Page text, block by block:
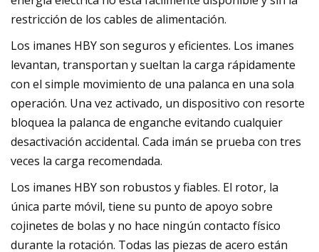
restricción de los cables de alimentación.
Los imanes HBY son seguros y eficientes. Los imanes
levantan, transportan y sueltan la carga rápidamente
con el simple movimiento de una palanca en una sola
operación. Una vez activado, un dispositivo con resorte
bloquea la palanca de enganche evitando cualquier
desactivación accidental. Cada imán se prueba con tres
veces la carga recomendada.
Los imanes HBY son robustos y fiables. El rotor, la
única parte móvil, tiene su punto de apoyo sobre
cojinetes de bolas y no hace ningún contacto físico
durante la rotación. Todas las piezas de acero están